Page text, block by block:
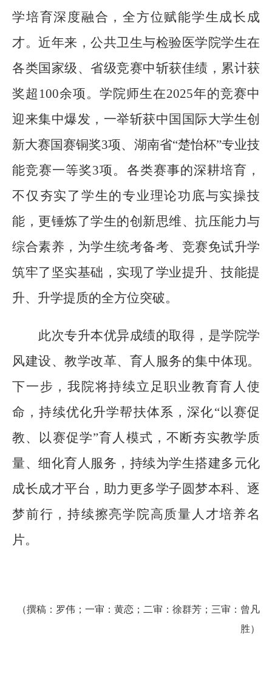
学培育深度融合，全方位赋能学生成长成
才。近年来， 公共卫生与检验医学院学生在
各类国家级、省级竞赛中斩获佳绩，累计获
奖超 100余项。学院师生在2025年的竞赛中
迎来集中爆发，一举斩获中国国际大学生创
新大赛国赛铜奖3项、湖南省“楚怡杯”专业技
能竞赛一等奖3项。各类赛事的深耕培育，
不仅夯实了学生的专业理论功底与实操技
能，更锤炼了学生的创新思维、抗压能力与
综合素养，为学生统考备考、竞赛免试升学
筑牢了坚实基础，实现了学业提升、技能提
升、升学提质的全方位突破。
此次专升本优异成绩的取得，是学院学
风建设、教学改革、育人服务的集中体现。
下一步，我院将持续立足职业教育育人使
命，持续优化升学帮扶体系，深化“以赛促
教、以赛促学”育人模式，不断夯实教学质
量、细化育人服务，持续为学生搭建多元化
成长成才平台，助力更多学子圆梦本科、逐
梦前行，持续擦亮学院高质量人才培养名
片。
（撰稿： 罗伟 ； 一审：黄恋；二审：徐群芳；三审：曾凡
胜）